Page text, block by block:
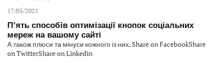
17/05/2021
П’ять способів оптимізації кнопок соціальних
мереж на вашому сайті
А також плюси та мінуси кожного із них. Share on FacebookShare
on TwitterShare on Linkedin